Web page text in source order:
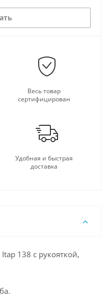
Весь товар
сертифицирован
Удобная и быстрая
доставка
138 с рукояткой,